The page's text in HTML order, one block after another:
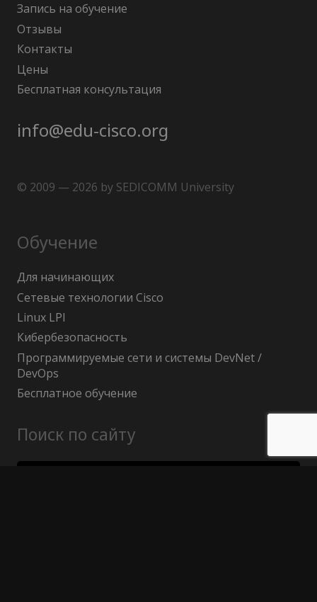
Запись на обучение
Отзывы
Контакты
Цены
Бесплатная консультация
info@edu-cisco.org
© 2009 — 2026 by SEDICOMM University
Обучение
Для начинающих
Сетевые технологии Cisco
Linux LPI
Кибербезопасность
Программируемые сети и системы DevNet /
DevOps
Бесплатное обучение
Поиск по сайту